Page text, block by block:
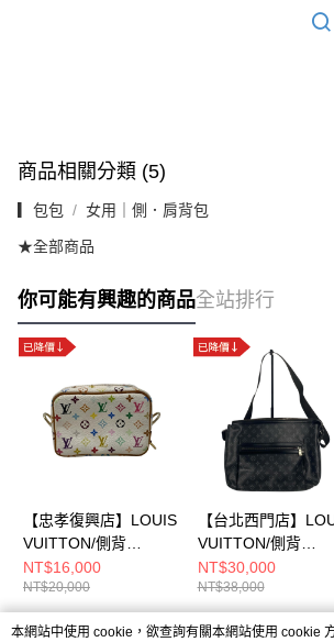
商品相關分類 (5)
▎包包 女用｜側．肩背包
★全部商品
你可能有興趣的商品全站排行
【忠孝復興店】LOUIS
VUITTON/側背
包//m58033
NT$16,000
NT$20,000
【台北西門店】
VUITTON/側背
包//M44223
NT$30,000
NT$38,000
本網站中使用 cookie，欲查詢有關本網站使用 cookie